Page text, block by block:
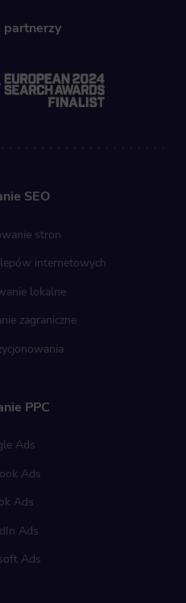
SEO
stron
internetowych
lokalne
zagraniczne
PPC
Ads
Ads
Ads
Ads
Ads